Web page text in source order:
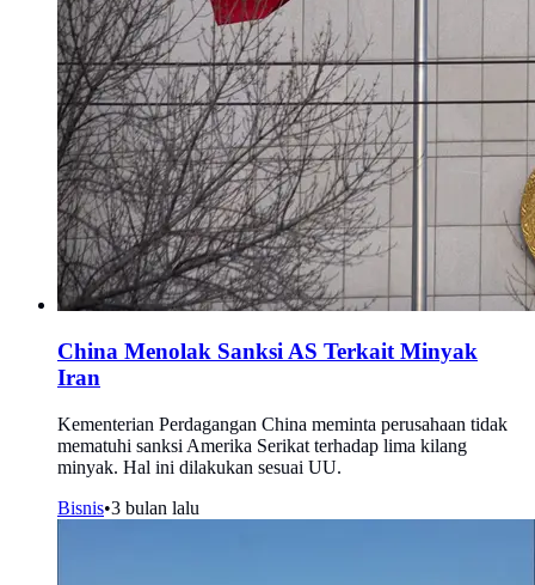
China Menolak Sanksi AS Terkait Minyak
Iran
Kementerian Perdagangan China meminta perusahaan tidak
mematuhi sanksi Amerika Serikat terhadap lima kilang
minyak. Hal ini dilakukan sesuai UU.
Bisnis•3 bulan lalu